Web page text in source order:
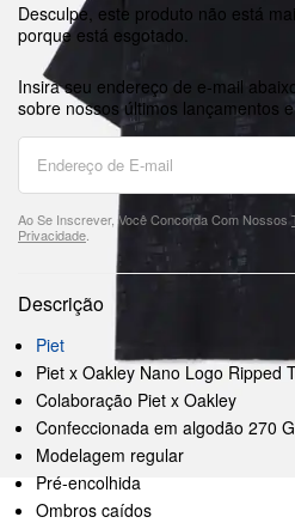
Desculpe, este produto não está
porque está esgotado.
Insira seu endereço de e-mail
sobre nossos últimos lançamentos
Ao Se Inscrever, Você Concorda Com Nossos
Privacidade
Descrição
Piet
Piet x Oakley Nano Logo Ripped
Colaboração Piet x Oakley
Confeccionada em algodão 270
Modelagem regular
Pré-encolhida
Ombros caídos